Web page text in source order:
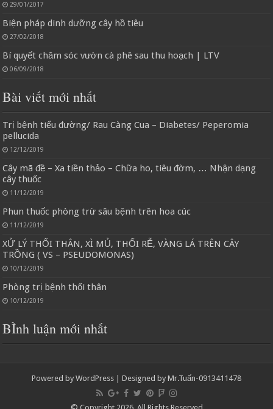
29/01/2017
Biện pháp dinh dưỡng cây hồ tiêu
27/02/2018
Bí quyết chăm sóc vườn cà phê sau thu hoạch | LTV
06/09/2018
Bài viết mới nhất
Trị bệnh tiểu đường/ Rau Càng Cua – Diabetes/ Peperomia
pellucida
12/12/2019
Cây mã đề – Xa tiền thảo – Chữa ho, tiêu đờm, … Nhận dạng
cây thuốc
11/12/2019
Phun thuốc phòng trừ sâu bệnh trên hoa cúc
11/12/2019
XỬ LÝ THỐI THÂN, XÌ MỦ, THỐI RỄ, VÀNG LÁ TRÊN CÂY
TRỒNG ( VS – PSEUDOMONAS)
10/12/2019
Phòng trị bệnh thối thân
10/12/2019
BÌnh luận mới nhất
Powered by WordPress | Designed by Mr.Tuấn-0913411478